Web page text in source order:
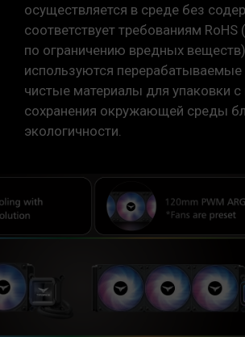
осуществляется в среде без
соответствует требованиям
по ограничению вредных
используются перерабатываемые
чистые материалы для упаковки
сохранения окружающей среды
экологичности.